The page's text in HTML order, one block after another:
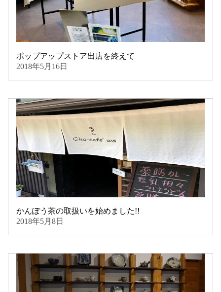
ポップアップストア出店を終えて
2018年5月16日
かんぽう茶の取扱いを始めました!!
2018年5月8日